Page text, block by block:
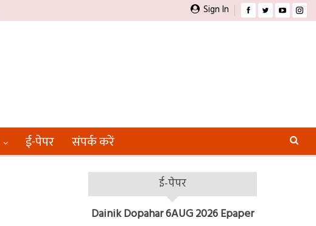
Sign In
ई-पेपर संपर्क करें
ई-पेपर
Dainik Dopahar 6AUG 2026 Epaper